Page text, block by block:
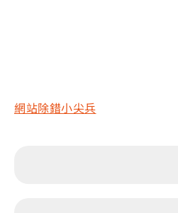
網站除錯小尖兵